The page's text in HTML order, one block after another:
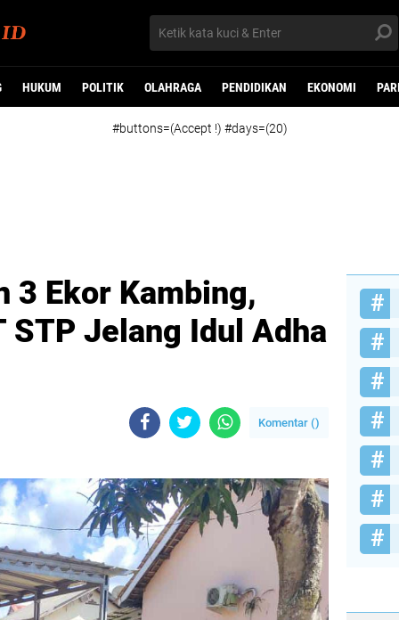
HUKUM POLITIK OLAHRAGA PENDIDIKAN EKONOMI
#buttons=(Accept !) #days=(20)
3 Ekor Kambing,
STP Jelang Idul Adha
Komentar ()